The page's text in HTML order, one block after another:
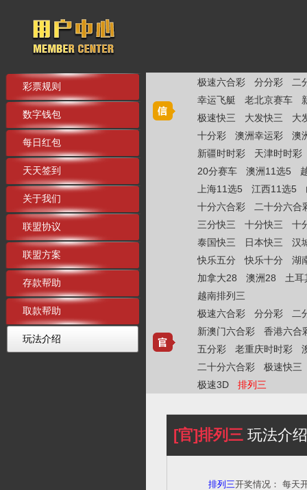
彩票规则
数字钱包
每日红包
天天签到
关于我们
联盟协议
联盟方案
存款帮助
取款帮助
玩法介绍
极速六合彩 分分彩
二
幸运飞艇
老北京赛车
极速快三
大发快三
大
十分彩
澳洲幸运彩
澳
新疆时时彩
天津时时彩
20分赛车
澳洲11选5
上海11选5
江西11选5
十分六合彩
二十分六合
三分快三
十分快三
十
泰国快三
日本快三
汉
快乐五分
快乐十分
湖
加拿大28
澳洲28
土耳
越南排列三
极速六合彩
分分彩
二
新澳门六合彩
香港六合
五分彩
老重庆时时彩
二十分六合彩
极速快三
极速3D
排列三
[官]排列三 玩法介绍
排列三开奖情况： 每天